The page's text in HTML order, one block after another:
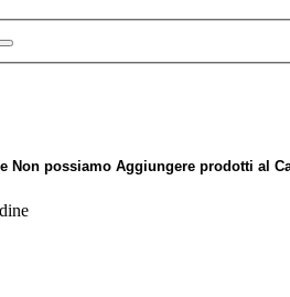
Non possiamo Aggiungere prodotti al